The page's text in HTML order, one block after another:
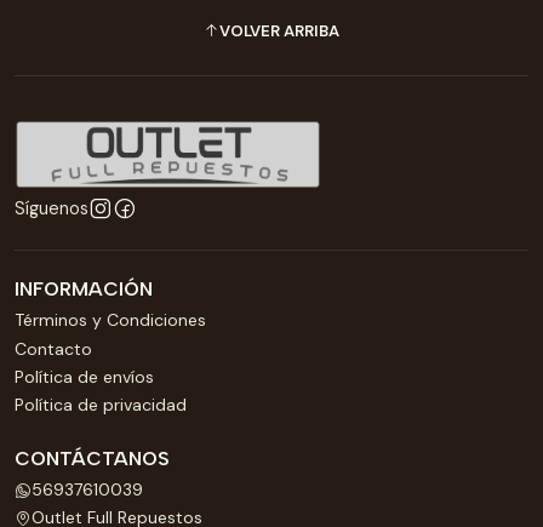
VOLVER ARRIBA
Síguenos
INFORMACIÓN
Términos y Condiciones
Contacto
Política de envíos
Política de privacidad
CONTÁCTANOS
56937610039
Outlet Full Repuestos